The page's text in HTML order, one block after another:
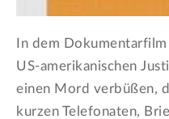
In dem
US-amerikanischen
einen Mord verbüßen,
kurzen Telefonaten,